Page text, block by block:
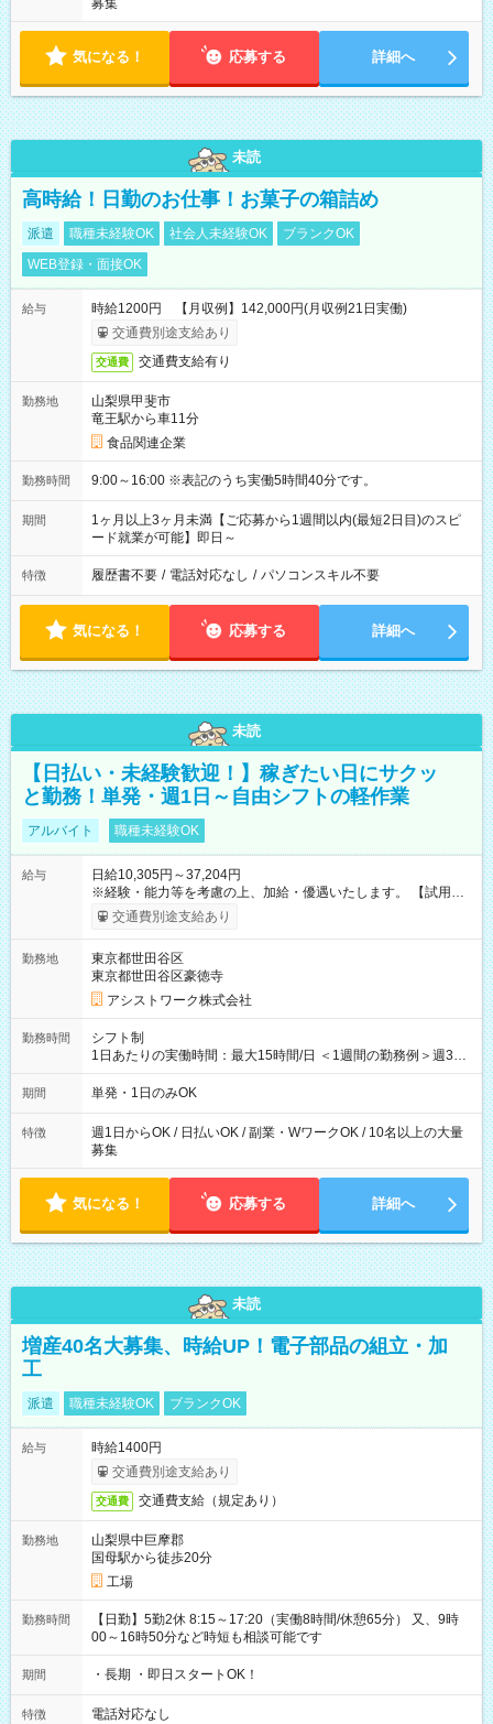
募集
気になる！ 応募する 詳細へ
未読
高時給！日勤のお仕事！お菓子の箱詰め
派遣 職種未経験OK 社会人未経験OK
ブランクOK
WEB登録・面接OK
給与
時給1200円 【月収例】142,000円(月収例21日実働)
交通費別途支給あり
交通費 交通費支給有り
勤務地
山梨県甲斐市
竜王駅から車11分
食品関連企業
勤務時間 9:00～16:00 ※表記のうち実働5時間40分です。
期間
1ヶ月以上3ヶ月未満【ご応募から1週間以内(最短2日目)のスピ
ード就業が可能】即日～
特徴 履歴書不要 / 電話対応なし / パソコンスキル不要
気になる！ 応募する 詳細へ
未読
【日払い・未経験歓迎！】稼ぎたい日にサクッ
と勤務！単発・週1日～自由シフトの軽作業
アルバイト 職種未経験OK
給与
日給10,305円～37,204円
※経験・能力等を考慮の上、加給・優遇いたします。 【試用期
間】試用期間なし
交通費別途支給あり
勤務地
東京都世田谷区
東京都世田谷区豪徳寺
アシストワーク株式会社
勤務時間
シフト制
1日あたりの実働時間：最大15時間/日 ＜1週間の勤務例＞週3回
勤務 勤務：月・水・金 休み：火・木・土・日 好きな時にお仕事
可能です！ ※1日あたりの最大実働時間は日勤、夜勤共に勤務し
期間 単発・1日のみOK
特徴
週1日からOK / 日払いOK / 副業・WワークOK / 10名以上の大量
募集
気になる！ 応募する 詳細へ
未読
増産40名大募集、時給UP！電子部品の組立・加
工
派遣 職種未経験OK ブランクOK
給与
時給1400円
交通費別途支給あり
交通費 交通費支給（規定あり）
勤務地
山梨県中巨摩郡
国母駅から徒歩20分
工場
勤務時間
【日勤】5勤2休 8:15～17:20（実働8時間/休憩65分） 又、9時
00～16時50分など時短も相談可能です
期間 ・長期 ・即日スタートOK！
特徴 電話対応なし